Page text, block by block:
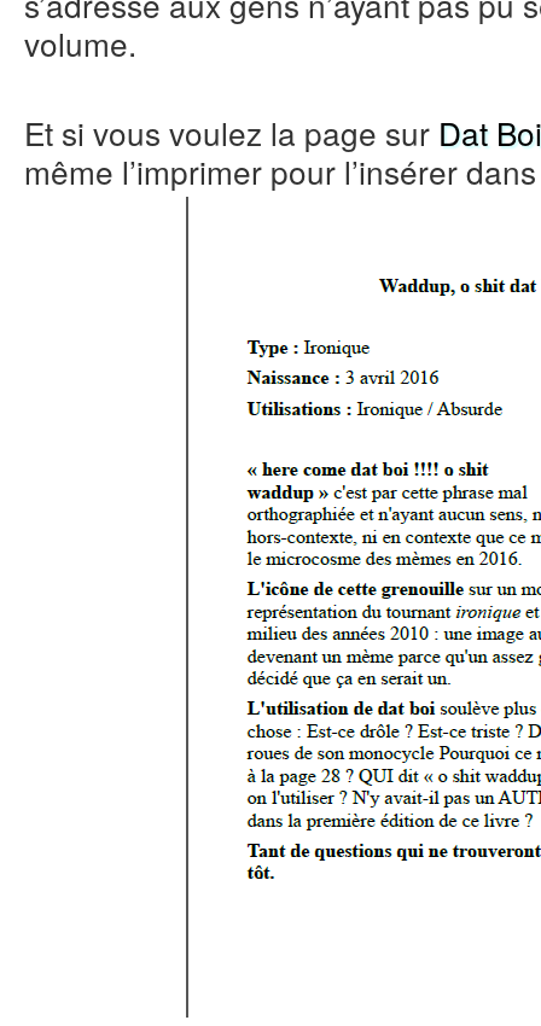
volume.
Et si vous voulez la page sur Dat Boi
même l’imprimer pour l’insérer